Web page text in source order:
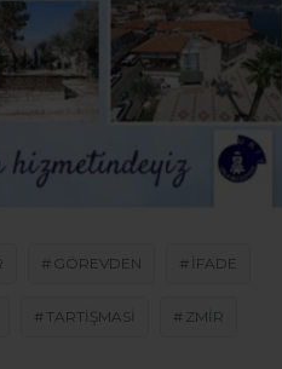
GÖREVDEN IFADE
TARTIŞMASI ZMIR